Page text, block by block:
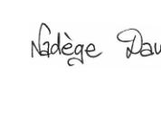
contenu